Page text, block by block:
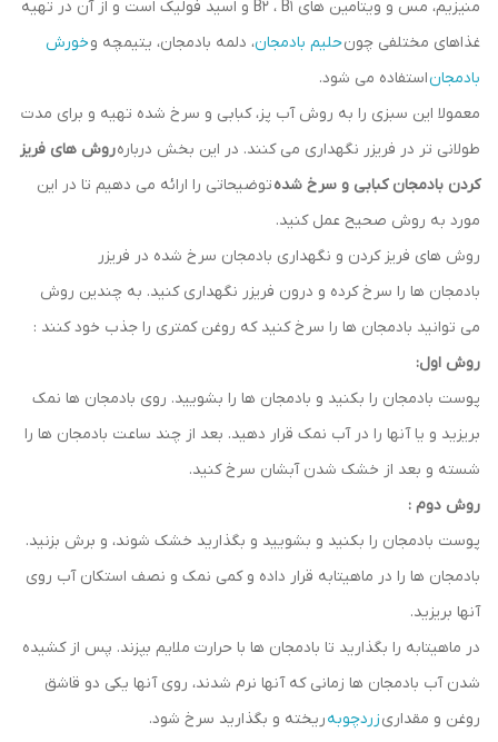
منیزیم، مس و ویتامین های B2 ، B1 و اسید فولیک است و از آن در تهیه
غذاهای مختلفی چونحلیم بادمجان، دلمه بادمجان، یتیمچه وخورش
بادمجاناستفاده می شود.
معمولا این سبزی را به روش آب پز، کبابی و سرخ شده تهیه و برای مدت
طولانی تر در فریزر نگهداری می کنند. در این بخش دربارهروش های فریز
کردن بادمجان کبابی و سرخ شدهتوضیحاتی را ارائه می دهیم تا در این
مورد به روش صحیح عمل کنید.
روش های فریز کردن و نگهداری بادمجان سرخ شده در فریزر
بادمجان ها را سرخ کرده و درون فریزر نگهداری کنید. به چندین روش
می توانید بادمجان ها را سرخ کنید که روغن کمتری را جذب خود کنند :
روش اول:
پوست بادمجان را بکنید و بادمجان ها را بشویید. روی بادمجان ها نمک
بریزید و یا آنها را در آب نمک قرار دهید. بعد از چند ساعت بادمجان ها را
شسته و بعد از خشک شدن آبشان سرخ کنید.
روش دوم :
پوست بادمجان را بکنید و بشویید و بگذارید خشک شوند، و برش بزنید.
بادمجان ها را در ماهیتابه قرار داده و کمی نمک و نصف استکان آب روی
آنها بریزید.
در ماهیتابه را بگذارید تا بادمجان ها با حرارت ملایم بپزند. پس از کشیده
شدن آب بادمجان ها زمانی که آنها نرم شدند، روی آنها یکی دو قاشق
روغن و مقداریزردچوبهریخته و بگذارید سرخ شود.